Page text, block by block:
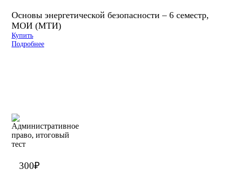
Основы энергетической безопасности – 6 семестр,
МОИ (МТИ)
Купить
Подробнее
300₽